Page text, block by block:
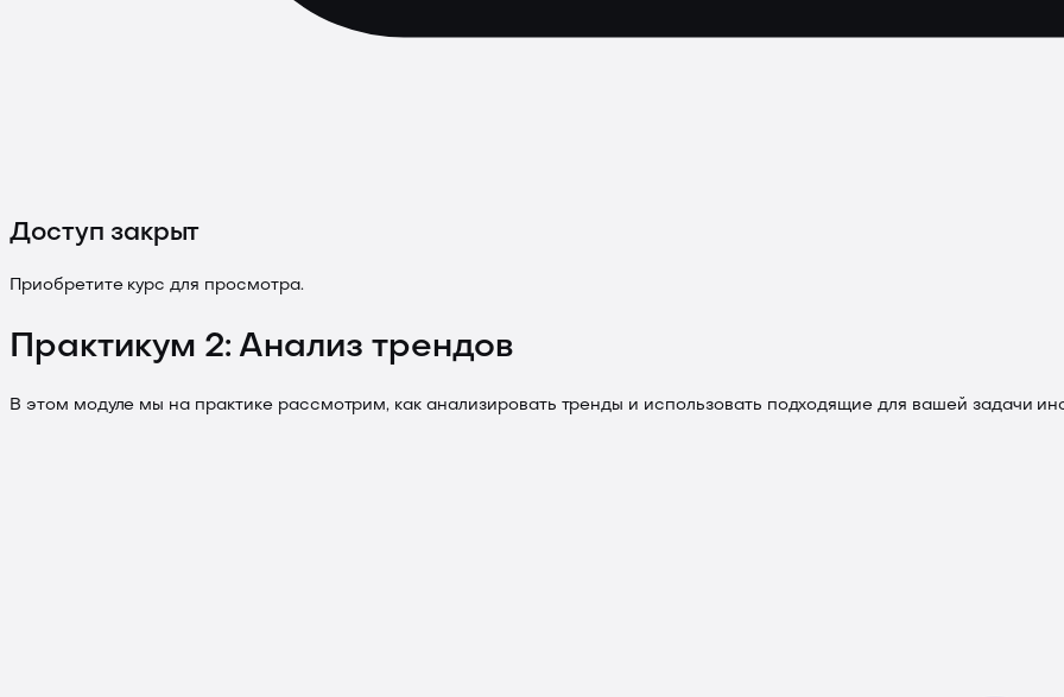
Доступ закрыт
Приобретите курс для просмотра.
Практикум 2: Анализ трендов
В этом модуле мы на практике рассмотрим, как анализировать тренды и использовать подходящие для вашей задачи